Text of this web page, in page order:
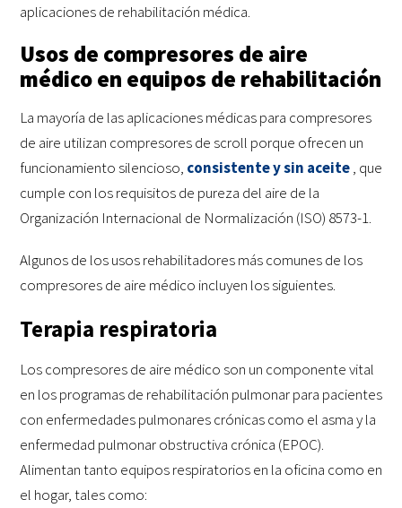
aplicaciones de rehabilitación médica.
Usos de compresores de aire
médico en equipos de rehabilitación
La mayoría de las aplicaciones médicas para compresores
de aire utilizan compresores de scroll porque ofrecen un
funcionamiento silencioso, consistente y sin aceite, que
cumple con los requisitos de pureza del aire de la
Organización Internacional de Normalización (ISO) 8573-1.
Algunos de los usos rehabilitadores más comunes de los
compresores de aire médico incluyen los siguientes.
Terapia respiratoria
Los compresores de aire médico son un componente vital
en los programas de rehabilitación pulmonar para pacientes
con enfermedades pulmonares crónicas como el asma y la
enfermedad pulmonar obstructiva crónica (EPOC).
Alimentan tanto equipos respiratorios en la oficina como en
el hogar, tales como: